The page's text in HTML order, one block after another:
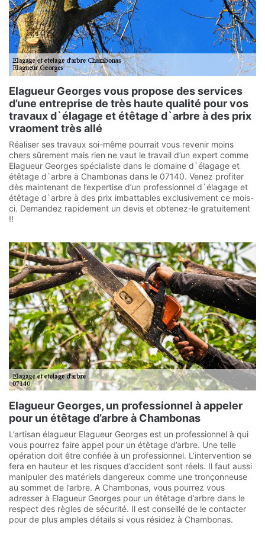
Elagueur Georges vous propose des services
d’une entreprise de très haute qualité pour vos
travaux d`élagage et étêtage d`arbre à des prix
vraoment très allé
Réaliser ses travaux soi-même pourrait vous revenir moins
chers sûrement mais rien ne vaut le travail d’un expert comme
Elagueur Georges spécialiste dans le domaine d`élagage et
étêtage d`arbre à Chambonas dans le 07140. Venez profiter
dès maintenant de l’expertise d’un professionnel d`élagage et
étêtage d`arbre à des prix imbattables exclusivement ce mois-
ci. Demandez rapidement un devis et obtenez-le gratuitement
!!
Elagueur Georges, un professionnel à appeler
pour un étêtage d’arbre à Chambonas
L’artisan élagueur Elagueur Georges est un professionnel à qui
vous pourrez faire appel pour un étêtage d’arbre. Une telle
opération doit être confiée à un professionnel. L’intervention se
fera en hauteur et les risques d’accident sont réels. Il faut aussi
manipuler des matériels dangereux comme une tronçonneuse
au sommet de l’arbre. A Chambonas, vous pourrez vous
adresser à Elagueur Georges pour un étêtage d’arbre dans le
respect des règles de sécurité. Il est conseillé de le contacter
pour de plus amples détails si vous résidez à Chambonas.